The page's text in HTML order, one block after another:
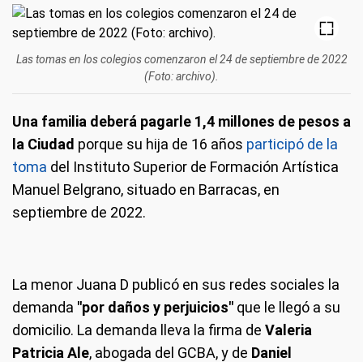
Las tomas en los colegios comenzaron el 24 de septiembre de 2022
(Foto: archivo).
Una familia deberá pagarle 1,4 millones de pesos a
la Ciudad porque su hija de 16 años participó de la
toma del Instituto Superior de Formación Artística
Manuel Belgrano, situado en Barracas, en
septiembre de 2022.
La menor Juana D publicó en sus redes sociales la
demanda "por daños y perjuicios" que le llegó a su
domicilio. La demanda lleva la firma de Valeria
Patricia Ale, abogada del GCBA, y de Daniel